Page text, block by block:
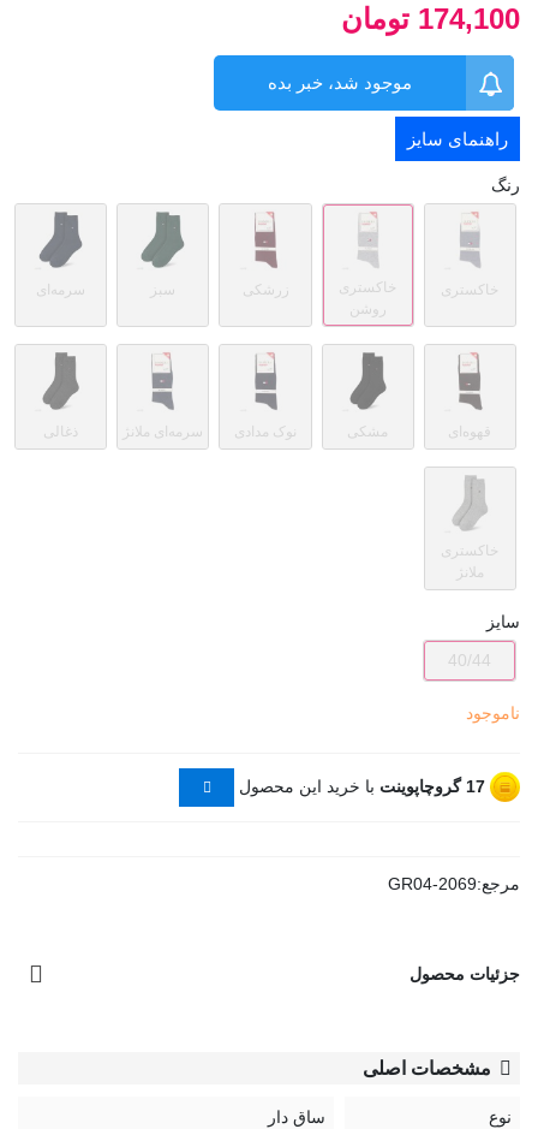
174,100 تومان
موجود شد، خبر بده
راهنمای سایز
رنگ
خاکستری
خاکستری
روشن
زرشکی سبز سرمه‌ای
قهوه‌ای مشکی نوک مدادی سرمه‌ای ملانژ ذغالی
خاکستری
ملانژ
سایز
40/44
ناموجود
17 گروچاپوینت با خرید این محصول
مرجع:GR04-2069
جزئیات محصول
مشخصات اصلی
نوع ساق دار